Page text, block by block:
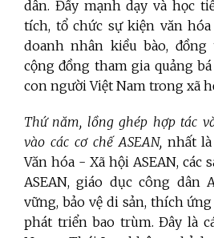
dân. Đẩy mạnh dạy và học
tích, tổ chức sự kiện văn
doanh nhân kiều bào,
cộng đồng tham gia quảng
con người Việt Nam trong xã
Thứ năm, lồng ghép hợp tác
vào các cơ chế ASEAN,nhất là
Văn hóa - Xã hội ASEAN, các
ASEAN, giáo dục công dân
vững, bảo vệ di sản, thích
phát triển bao trùm. Đây là